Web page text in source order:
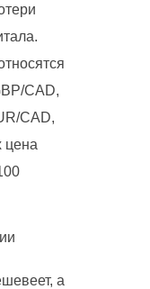
CAD,
CAD,
цена
а